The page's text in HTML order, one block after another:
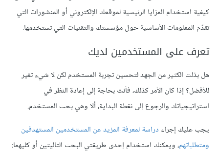
كيفية استخدام المزايا الرئيسية لموقعك الإلكتروني أو المنشورات التي
تقدّم المعلومات الأساسية حول مؤسستك والتقنيات التي تستخدمها.
تعرف على المستخدمين لديك
هل بذلت الكثير من الجهد لتحسين تجربة المستخدم لكن لا شيء تغير
للأفضل؟ إذا كان الأمر كذلك، فأنت بحاجة إلى إعادة النظر في
استراتيجياتك والرجوع إلى نقطة البداية، ألا وهي بحث المستخدم.
يجب عليك إجراء دراسة لمعرفة المزيد عن المستخدمين المستهدفين
ومتطلباتهم، ويمكنك استخدام إحدى طريقتي البحث التاليتين أو كليهما: